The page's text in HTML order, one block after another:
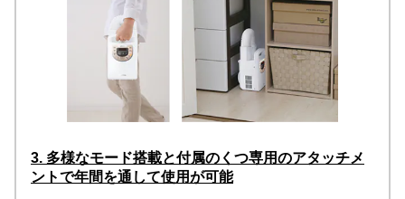
3. 多様なモード搭載と付属のくつ専用のアタッチメ
ントで年間を通して使用が可能